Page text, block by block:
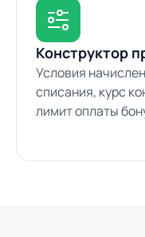
Конструктор
Условия
списания, курс
лимит оплаты